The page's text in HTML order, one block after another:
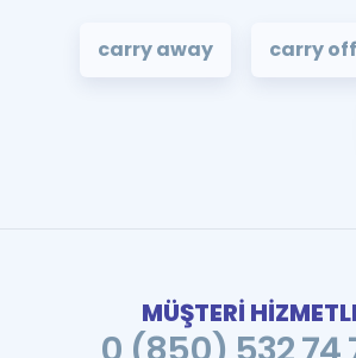
carry away carry off
MÜŞTERİ